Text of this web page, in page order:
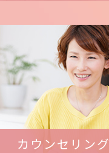
カウンセリング